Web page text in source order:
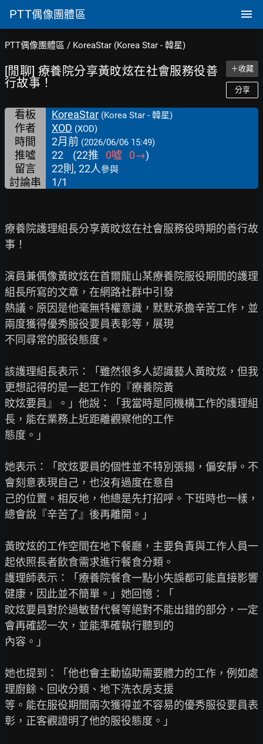
PTT偶像團體區
PTT偶像團體區 / KoreaStar (Korea Star - 韓星)
[閒聊] 療養院分享黃旼炫在社會服務役善
行故事！
＋收藏
分享
看板 KoreaStar (Korea Star - 韓星)
作者 XOD (XOD)
時間 2月前 (2026/06/06 15:49)
推噓 22 (22推 0噓 0→)
留言
22則, 22人參與
討論串 1/1
療養院護理組長分享黃旼炫在社會服務役時期的善行故
事！
演員兼偶像黃旼炫在首爾龍山某療養院服役期間的護理
組長所寫的文章，在網路社群中引發
熱議。原因是他毫無特權意識，默默承擔辛苦工作，並
兩度獲得優秀服役要員表彰等，展現
不同尋常的服役態度。
該護理組長表示：「雖然很多人認識藝人黃旼炫，但我
更想記得的是一起工作的『療養院黃
旼炫要員』。」他說：「我當時是同機構工作的護理組
長，能在業務上近距離觀察他的工作
態度。」
她表示：「旼炫要員的個性並不特別張揚，偏安靜。不
會刻意表現自己，也沒有過度在意自
己的位置。相反地，他總是先打招呼。下班時也一樣，
總會說『辛苦了』後再離開。」
黃旼炫的工作空間在地下餐廳，主要負責與工作人員一
起依照長者飲食需求進行餐食分類。
護理師表示：「療養院餐食一點小失誤都可能直接影響
健康，因此並不簡單。」她回憶：「
旼炫要員對於過敏替代餐等絕對不能出錯的部分，一定
會再確認一次，並能準確執行聽到的
內容。」
她也提到：「他也會主動協助需要體力的工作，例如處
理廚餘、回收分類、地下洗衣房支援
等。能在服役期間兩次獲得並不容易的優秀服役要員表
彰，正客觀證明了他的服役態度。」